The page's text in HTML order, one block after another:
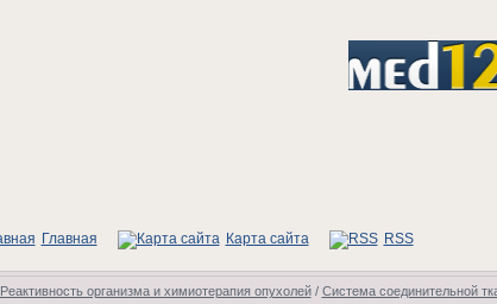
Главная Карта сайта RSS
Реактивность организма и химиотерапия опухолей/ Система соединительной